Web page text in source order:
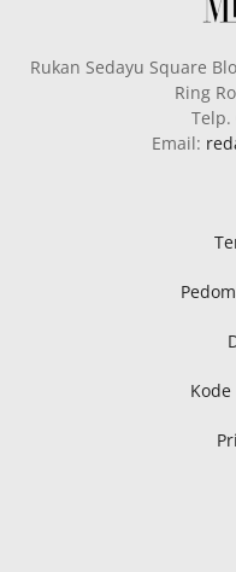
Rukan Sedayu Square
Ring
Telp.
Email: